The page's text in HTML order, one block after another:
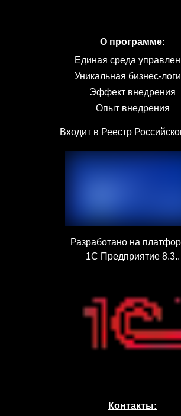
О программе:
Единая среда
Уникальная бизнес-
Эффект внедрения
Опыт внедрения
Входит в Реестр
Разработано на
1С Предприятие 8.3..
Контакты: